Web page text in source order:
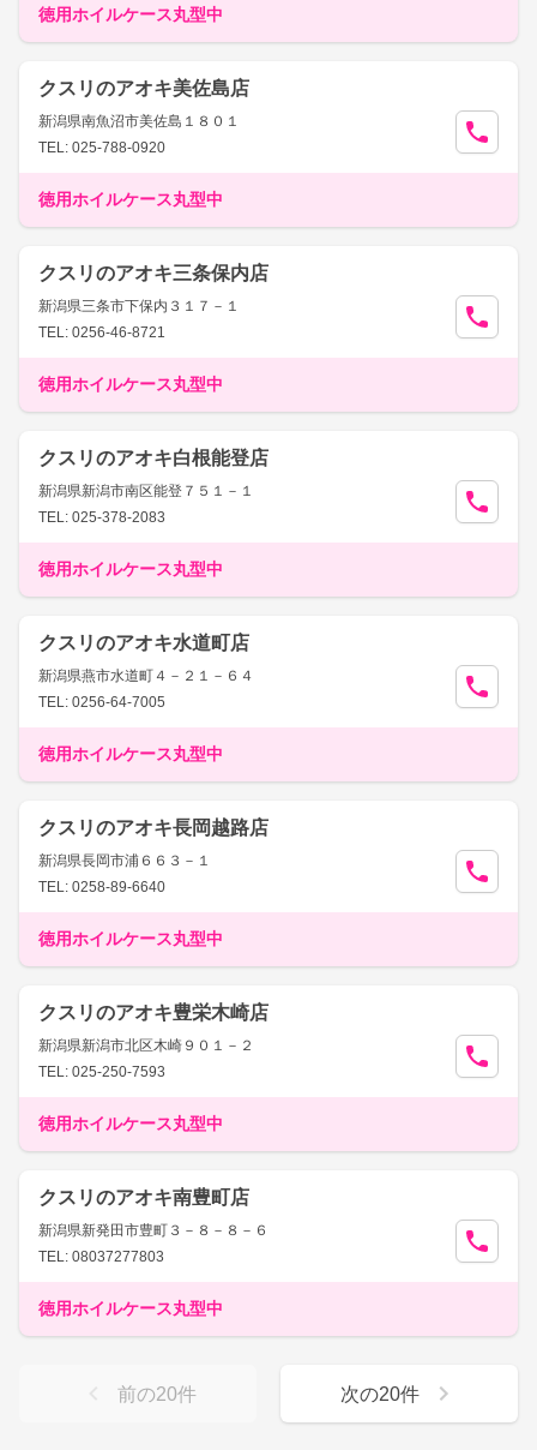
徳用ホイルケース丸型中
クスリのアオキ美佐島店
新潟県南魚沼市美佐島１８０１
TEL: 025-788-0920
徳用ホイルケース丸型中
クスリのアオキ三条保内店
新潟県三条市下保内３１７－１
TEL: 0256-46-8721
徳用ホイルケース丸型中
クスリのアオキ白根能登店
新潟県新潟市南区能登７５１－１
TEL: 025-378-2083
徳用ホイルケース丸型中
クスリのアオキ水道町店
新潟県燕市水道町４－２１－６４
TEL: 0256-64-7005
徳用ホイルケース丸型中
クスリのアオキ長岡越路店
新潟県長岡市浦６６３－１
TEL: 0258-89-6640
徳用ホイルケース丸型中
クスリのアオキ豊栄木崎店
新潟県新潟市北区木崎９０１－２
TEL: 025-250-7593
徳用ホイルケース丸型中
クスリのアオキ南豊町店
新潟県新発田市豊町３－８－８－６
TEL: 08037277803
徳用ホイルケース丸型中
前の20件 次の20件